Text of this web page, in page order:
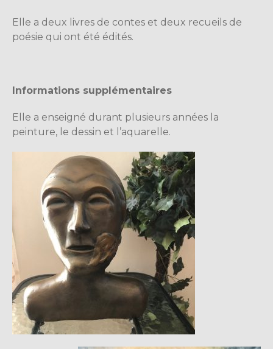
Elle a deux livres de contes et deux recueils de
poésie qui ont été édités.
Informations supplémentaires
Elle a enseigné durant plusieurs années la
peinture, le dessin et l’aquarelle.